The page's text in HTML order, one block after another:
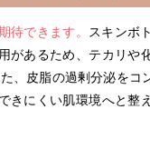
待できます。
スキンボ
があるため、テカリや
、皮脂の過剰分泌をコ
きにくい肌環境へと整